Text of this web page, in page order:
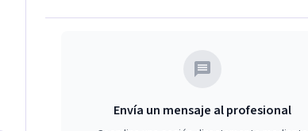
Envía un mensaje al profesional